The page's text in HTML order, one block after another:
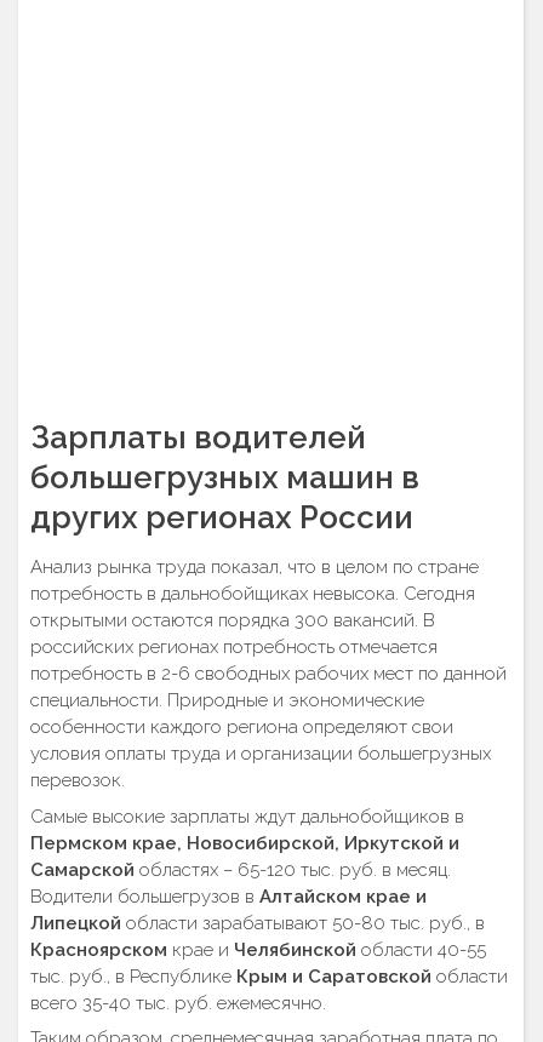
Зарплаты водителей
большегрузных машин в
других регионах России
Анализ рынка труда показал, что в целом по стране
потребность в дальнобойщиках невысока. Сегодня
открытыми остаются порядка 300 вакансий. В
российских регионах потребность отмечается
потребность в 2-6 свободных рабочих мест по данной
специальности. Природные и экономические
особенности каждого региона определяют свои
условия оплаты труда и организации большегрузных
перевозок.
Самые высокие зарплаты ждут дальнобойщиков в
Пермском крае, Новосибирской, Иркутской и
Самарской областях – 65-120 тыс. руб. в месяц.
Водители большегрузов в Алтайском крае и
Липецкой области зарабатывают 50-80 тыс. руб., в
Красноярском крае и Челябинской области 40-55
тыс. руб., в Республике Крым и Саратовской области
всего 35-40 тыс. руб. ежемесячно.